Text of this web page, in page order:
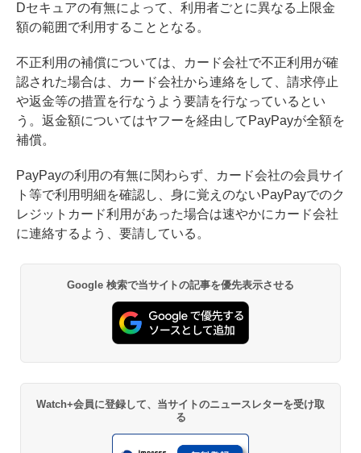
Dセキュアの有無によって、利用者ごとに異なる上限金
額の範囲で利用することとなる。
不正利用の補償については、カード会社で不正利用が確
認された場合は、カード会社から連絡をして、請求停止
や返金等の措置を行なうよう要請を行なっているとい
う。返金額についてはヤフーを経由してPayPayが全額を
補償。
PayPayの利用の有無に関わらず、カード会社の会員サイ
ト等で利用明細を確認し、身に覚えのないPayPayでのク
レジットカード利用があった場合は速やかにカード会社
に連絡するよう、要請している。
Google 検索で当サイトの記事を優先表示させる
Watch+会員に登録して、当サイトのニュースレターを受け取
る